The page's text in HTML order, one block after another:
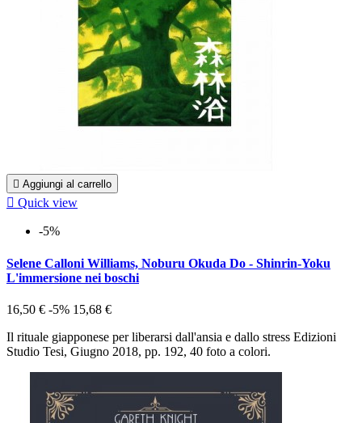
 Aggiungi al carrello
 Quick view
-5%
Selene Calloni Williams, Noburu Okuda Do - Shinrin-Yoku
L'immersione nei boschi
16,50 € -5% 15,68 €
Il rituale giapponese per liberarsi dall'ansia e dallo stress Edizioni
Studio Tesi, Giugno 2018, pp. 192, 40 foto a colori.